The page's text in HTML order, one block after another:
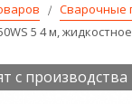
Сварочные
5 4 м,
с производства